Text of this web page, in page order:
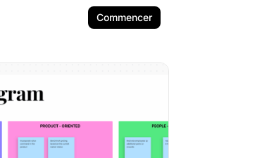
Commencer